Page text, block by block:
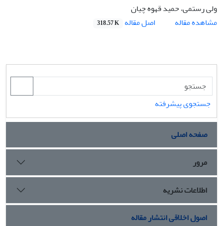
ولی رستمی، حمید قهوه چیان
مشاهده مقاله
اصل مقاله 318.57 K
جستجوی پیشرفته
صفحه اصلی
مرور
اطلاعات نشریه
اصول اخلاقی انتشار مقاله